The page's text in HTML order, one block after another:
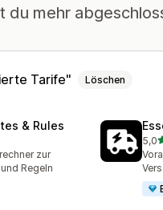
du mehr
Tarife Löschen
& Rules
zur
Regeln
5,0
864